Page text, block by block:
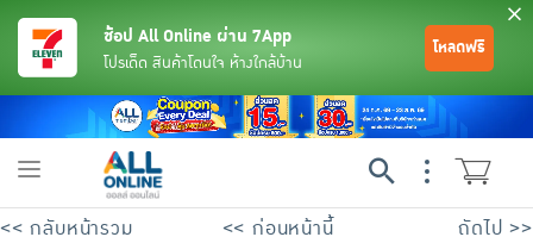
ช้อป All Online ผ่าน 7App
โปรเด็ด สินค้าโดนใจ ห้างใกล้บ้าน
โหลดฟรี
Toggle
<< กลับหน้ารวม << ก่อนหน้านี้ ถัดไป >>